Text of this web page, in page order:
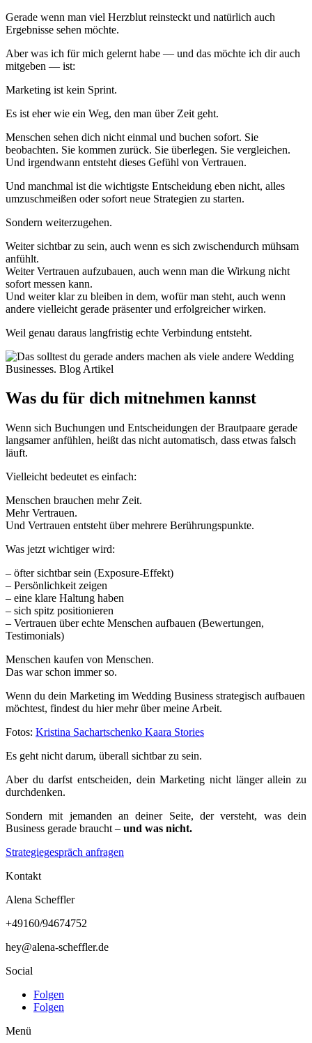
Gerade wenn man viel Herzblut reinsteckt und natürlich auch
Ergebnisse sehen möchte.
Aber was ich für mich gelernt habe — und das möchte ich dir auch
mitgeben — ist:
Marketing ist kein Sprint.
Es ist eher wie ein Weg, den man über Zeit geht.
Menschen sehen dich nicht einmal und buchen sofort. Sie
beobachten. Sie kommen zurück. Sie überlegen. Sie vergleichen.
Und irgendwann entsteht dieses Gefühl von Vertrauen.
Und manchmal ist die wichtigste Entscheidung eben nicht, alles
umzuschmeißen oder sofort neue Strategien zu starten.
Sondern weiterzugehen.
Weiter sichtbar zu sein, auch wenn es sich zwischendurch mühsam
anfühlt.
Weiter Vertrauen aufzubauen, auch wenn man die Wirkung nicht
sofort messen kann.
Und weiter klar zu bleiben in dem, wofür man steht, auch wenn
andere vielleicht gerade präsenter und erfolgreicher wirken.
Weil genau daraus langfristig echte Verbindung entsteht.
Was du für dich mitnehmen kannst
Wenn sich Buchungen und Entscheidungen der Brautpaare gerade
langsamer anfühlen, heißt das nicht automatisch, dass etwas falsch
läuft.
Vielleicht bedeutet es einfach:
Menschen brauchen mehr Zeit.
Mehr Vertrauen.
Und Vertrauen entsteht über mehrere Berührungspunkte.
Was jetzt wichtiger wird:
– öfter sichtbar sein (Exposure-Effekt)
– Persönlichkeit zeigen
– eine klare Haltung haben
– sich spitz positionieren
– Vertrauen über echte Menschen aufbauen (Bewertungen,
Testimonials)
Menschen kaufen von Menschen.
Das war schon immer so.
Wenn du dein Marketing im Wedding Business strategisch aufbauen
möchtest, findest du hier mehr über meine Arbeit.
Fotos: Kristina Sachartschenko Kaara Stories
Es geht nicht darum, überall sichtbar zu sein.
Aber du darfst entscheiden, dein Marketing nicht länger allein zu
durchdenken.
Sondern mit jemanden an deiner Seite, der versteht, was dein
Business gerade braucht – und was nicht.
Strategiegespräch anfragen
Kontakt
Alena Scheffler
+49160/94674752
hey@alena-scheffler.de
Social
Folgen
Folgen
Menü